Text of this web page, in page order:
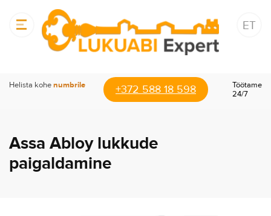
ET
Helista kohenumbrile +372 588 18 598
Töötame
24/7
Assa Abloy lukkude
paigaldamine